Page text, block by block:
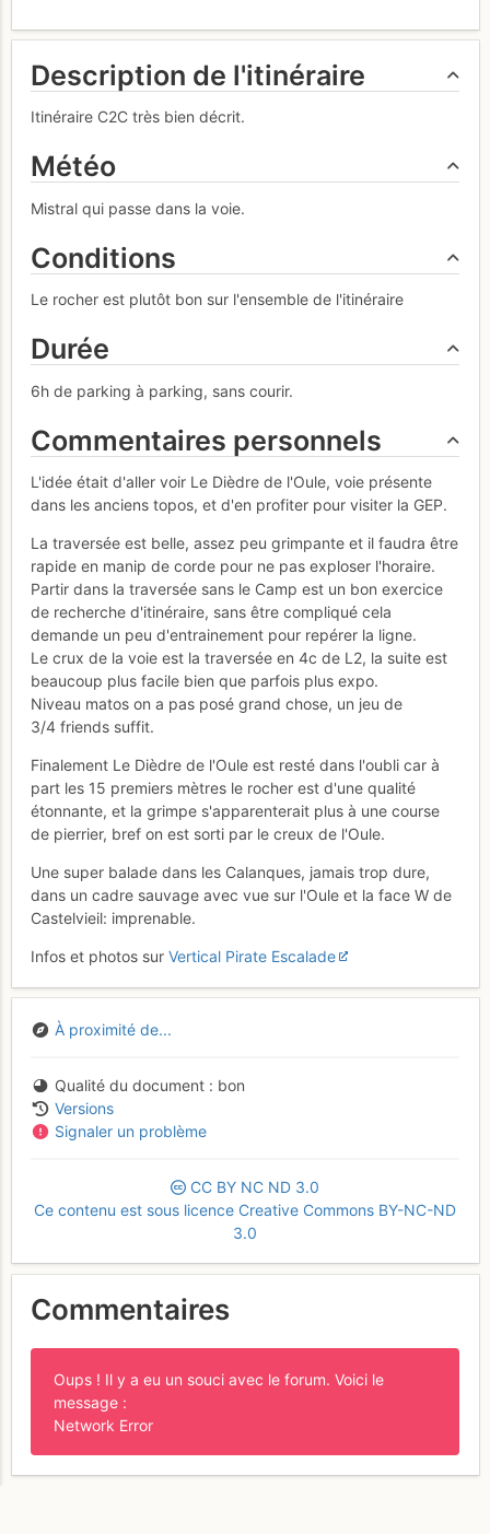
Description de l'itinéraire
Itinéraire C2C très bien décrit.
Météo
Mistral qui passe dans la voie.
Conditions
Le rocher est plutôt bon sur l'ensemble de l'itinéraire
Durée
6h de parking à parking, sans courir.
Commentaires personnels
L'idée était d'aller voir Le Dièdre de l'Oule, voie présente
dans les anciens topos, et d'en profiter pour visiter la GEP.
La traversée est belle, assez peu grimpante et il faudra être
rapide en manip de corde pour ne pas exploser l'horaire.
Partir dans la traversée sans le Camp est un bon exercice
de recherche d'itinéraire, sans être compliqué cela
demande un peu d'entrainement pour repérer la ligne.
Le crux de la voie est la traversée en 4c de L2, la suite est
beaucoup plus facile bien que parfois plus expo.
Niveau matos on a pas posé grand chose, un jeu de
3/4 friends suffit.
Finalement Le Dièdre de l'Oule est resté dans l'oubli car à
part les 15 premiers mètres le rocher est d'une qualité
étonnante, et la grimpe s'apparenterait plus à une course
de pierrier, bref on est sorti par le creux de l'Oule.
Une super balade dans les Calanques, jamais trop dure,
dans un cadre sauvage avec vue sur l'Oule et la face W de
Castelvieil: imprenable.
Infos et photos sur Vertical Pirate Escalade
À proximité de...
Qualité du document
bon
Versions
Signaler un problème
CC BY NC ND 3.0
Ce contenu est sous licence Creative Commons BY-NC-ND
3.0
Commentaires
Oups ! Il y a eu un souci avec le forum. Voici le
message :
Network Error